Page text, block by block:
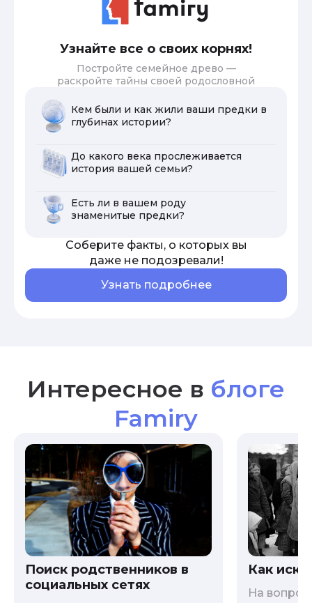
Узнайте все о своих корнях!
Постройте семейное древо —
раскройте тайны своей родословной
Кем были и как жили ваши предки в
глубинах истории?
До какого века прослеживается
история вашей семьи?
Есть ли в вашем роду
знаменитые предки?
Соберите факты, о которых вы
даже не подозревали!
Узнать подробнее
Интересное в блоге
Famiry
Поиск родственников в
социальных сетях
Как
На вопрос